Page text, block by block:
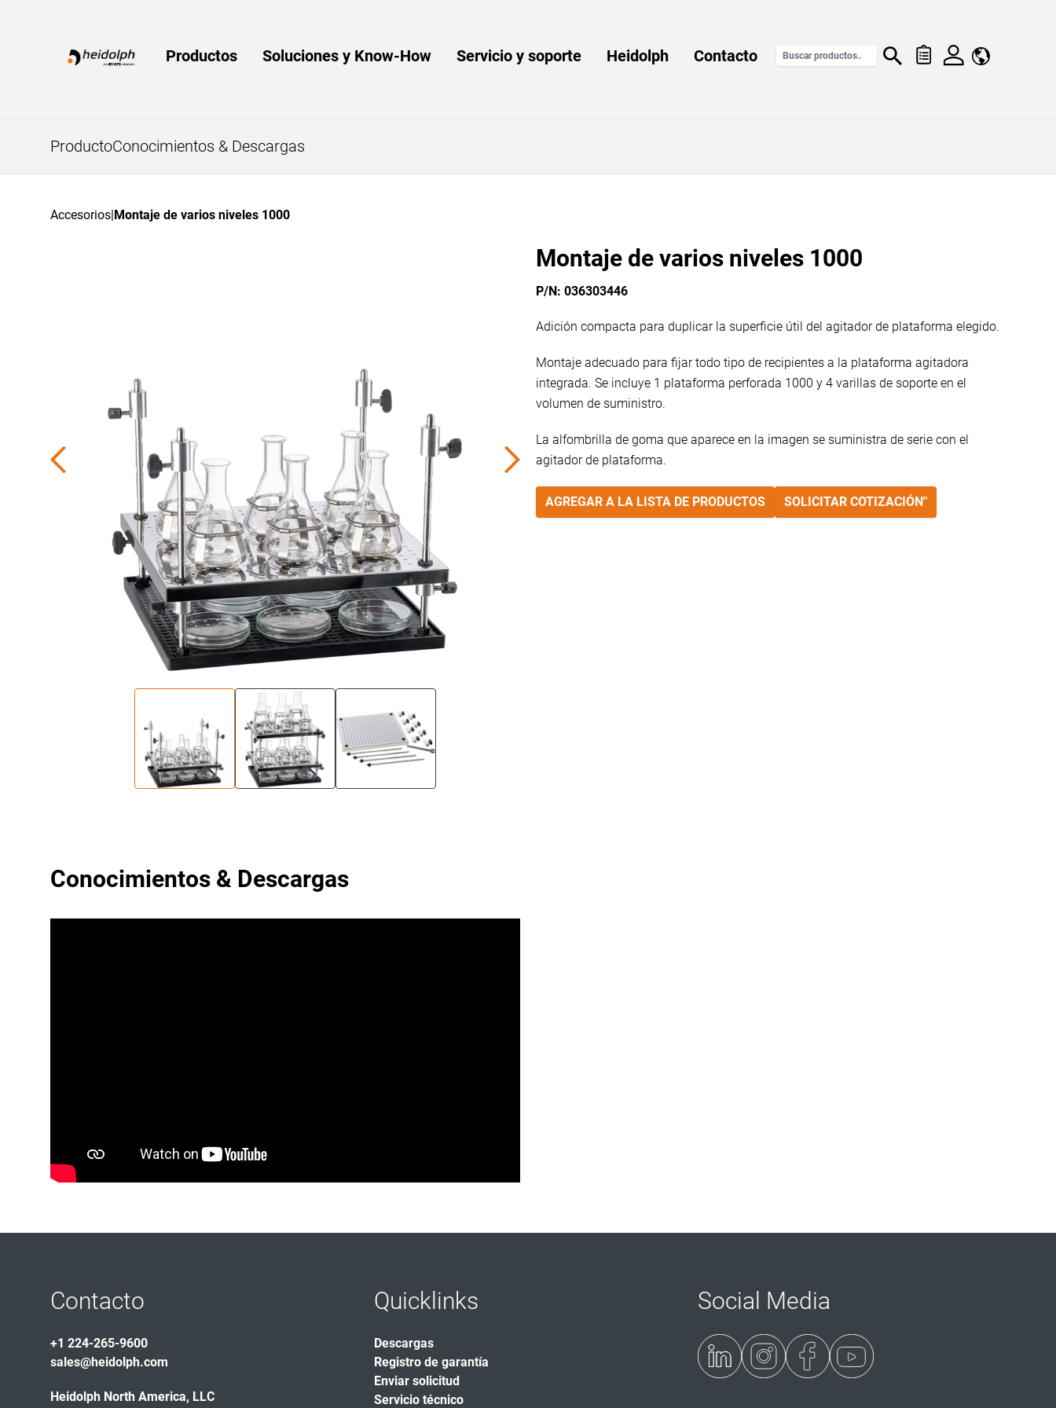
Productos Soluciones y Know-How Servicio y soporte Heidolph Contacto
ProductoConocimientos & Descargas
Accesorios|Montaje de varios niveles 1000
Montaje de varios niveles 1000
P/N: 036303446
Adición compacta para duplicar la superficie útil del agitador de plataforma elegido.
Montaje adecuado para fijar todo tipo de recipientes a la plataforma agitadora
integrada. Se incluye 1 plataforma perforada 1000 y 4 varillas de soporte en el
volumen de suministro.
La alfombrilla de goma que aparece en la imagen se suministra de serie con el
agitador de plataforma.
AGREGAR A LA LISTA DE PRODUCTOS SOLICITAR COTIZACIÓN"
Conocimientos & Descargas
Contacto
+1 224-265-9600
sales@heidolph.com
Heidolph North America, LLC
Quicklinks
Descargas
Registro de garantía
Enviar solicitud
Servicio técnico
Social Media